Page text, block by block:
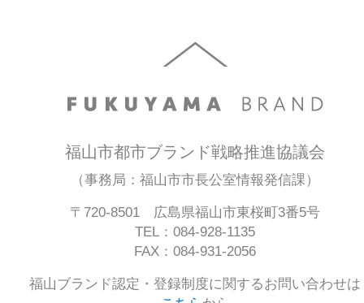
福山市都市ブランド戦略推進協議会
（事務局：福山市市長公室情報発信課）
〒720-8501 広島県福山市東桜町3番5号
TEL：084-928-1135
FAX：084-931-2056
福山ブランド認定・登録制度に関するお問い合わせは